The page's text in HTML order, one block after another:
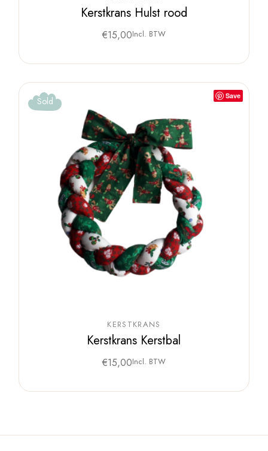
Kerstkrans Hulst rood
€15,00Incl. BTW
Save
Sold
KERSTKRANS
Kerstkrans Kerstbal
€15,00Incl. BTW